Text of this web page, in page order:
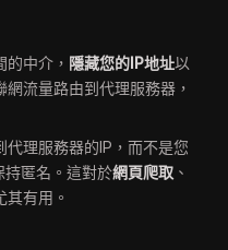
中介， 隱藏您的IP地址以
流量路由到代理服務器，
代理服務器的IP，而不是您
持匿名。這對於網頁爬取 、
其有用。